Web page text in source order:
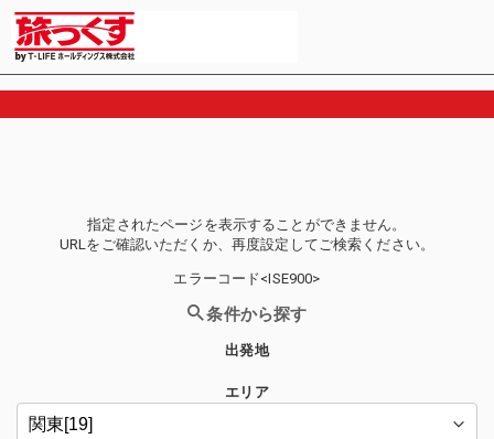
指定されたページを表示することができません。
URLをご確認いただくか、再度設定してご検索ください。
エラーコード<ISE900>
条件から探す
出発地
エリア